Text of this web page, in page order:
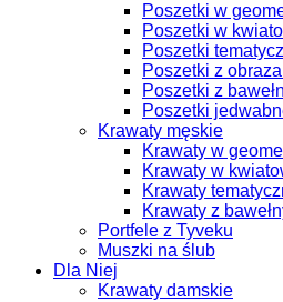
Poszetki w
Poszetki w
Poszetki
Poszetki z
Poszetki z
Poszetki
Krawaty męskie
Krawaty w
Krawaty w
Krawaty
Krawaty z
Portfele z Tyveku
Muszki na ślub
Dla Niej
Krawaty damskie